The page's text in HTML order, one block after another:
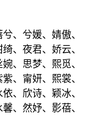
、兮媛、婧傲、
、夜君、娇云、
、思梦、熙觅、
、甯妍、熙裳、
、欣诗、颖冰、
、然妤、影蓓、